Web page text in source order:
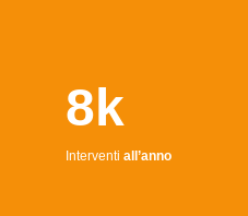
8k
Interventi all’anno